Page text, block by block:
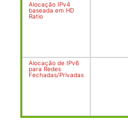
Alocação IPv4
baseada em HD
Ratio
Alocação de IPv6
para Redes
Fechadas/Privadas